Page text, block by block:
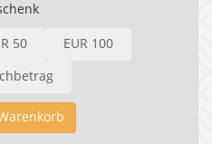
50 EUR 100